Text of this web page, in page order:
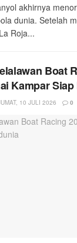
akhirnya
dunia. Setelah
Roja...
Boat
Kampar
10 JULI 2026 0